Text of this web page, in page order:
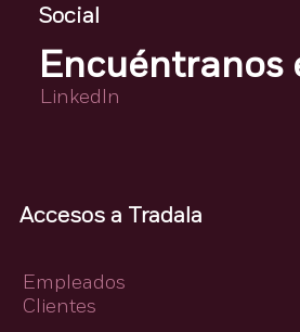
Social
Encuéntranos
LinkedIn
Accesos a Tradala
Clientes
Empleados